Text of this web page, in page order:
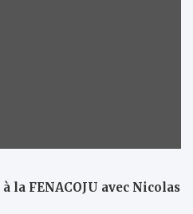
la FENACOJU avec Nicolas